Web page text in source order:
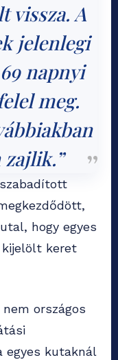
vissza. A
jelenlegi
napnyi
meg.
hogy egyes
kijelölt keret
országos
egyes kutaknál